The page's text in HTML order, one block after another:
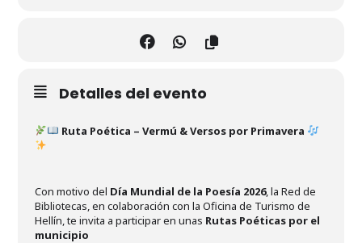
Detalles del evento
Ruta Poética – Vermú & Versos por Primavera
Con motivo del Día Mundial de la Poesía 2026, la Red de
Bibliotecas, en colaboración con la Oficina de Turismo de
Hellín, te invita a participar en unas Rutas Poéticas por el
municipio